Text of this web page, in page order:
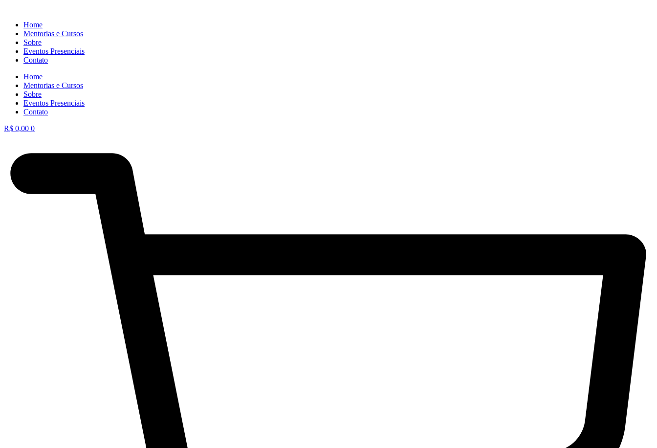
Home
Mentorias e Cursos
Sobre
Eventos Presenciais
Contato
Home
Mentorias e Cursos
Sobre
Eventos Presenciais
Contato
R$ 0,00 0